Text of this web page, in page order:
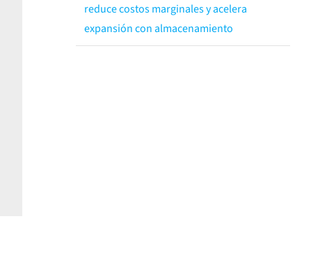
reduce costos marginales y acelera
expansión con almacenamiento